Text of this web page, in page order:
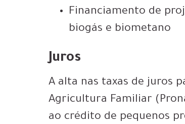
Financiamento de
biogás e biometano
Juros
A alta nas taxas de juros
Agricultura Familiar
ao crédito de pequenos